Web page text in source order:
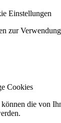
Einstellungen
zur
Cookies
die von